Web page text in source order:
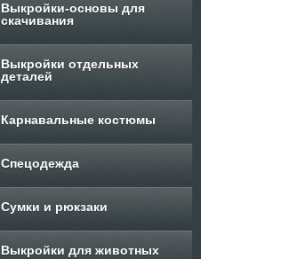
Выкройки-основы для
скачивания
Выкройки отдельных
деталей
Карнавальные костюмы
Спецодежда
Сумки и рюкзаки
Выкройки для животных